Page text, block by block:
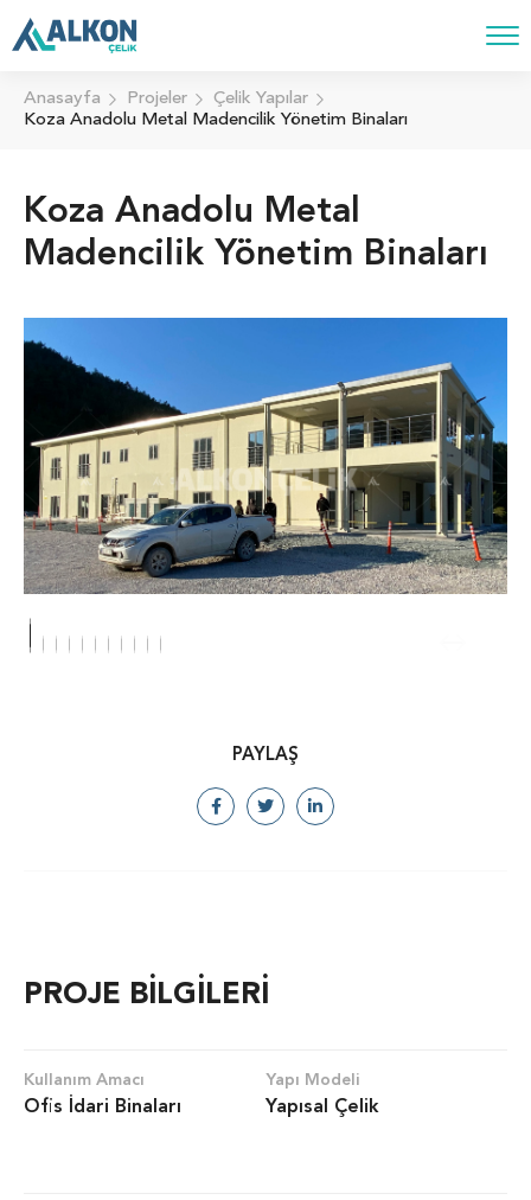
Anasayfa Projeler
Çelik Yapılar
Koza Anadolu Metal Madencilik Yönetim Binaları
Koza Anadolu Metal
Madencilik Yönetim Binaları
PAYLAŞ
PROJE BİLGİLERİ
Kullanım Amacı
Ofis İdari Binaları
Yapı Modeli
Yapısal Çelik